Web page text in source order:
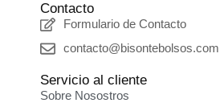
Contacto
Formulario de Contacto
contacto@bisontebolsos.com
Servicio al cliente
Sobre Nosostros